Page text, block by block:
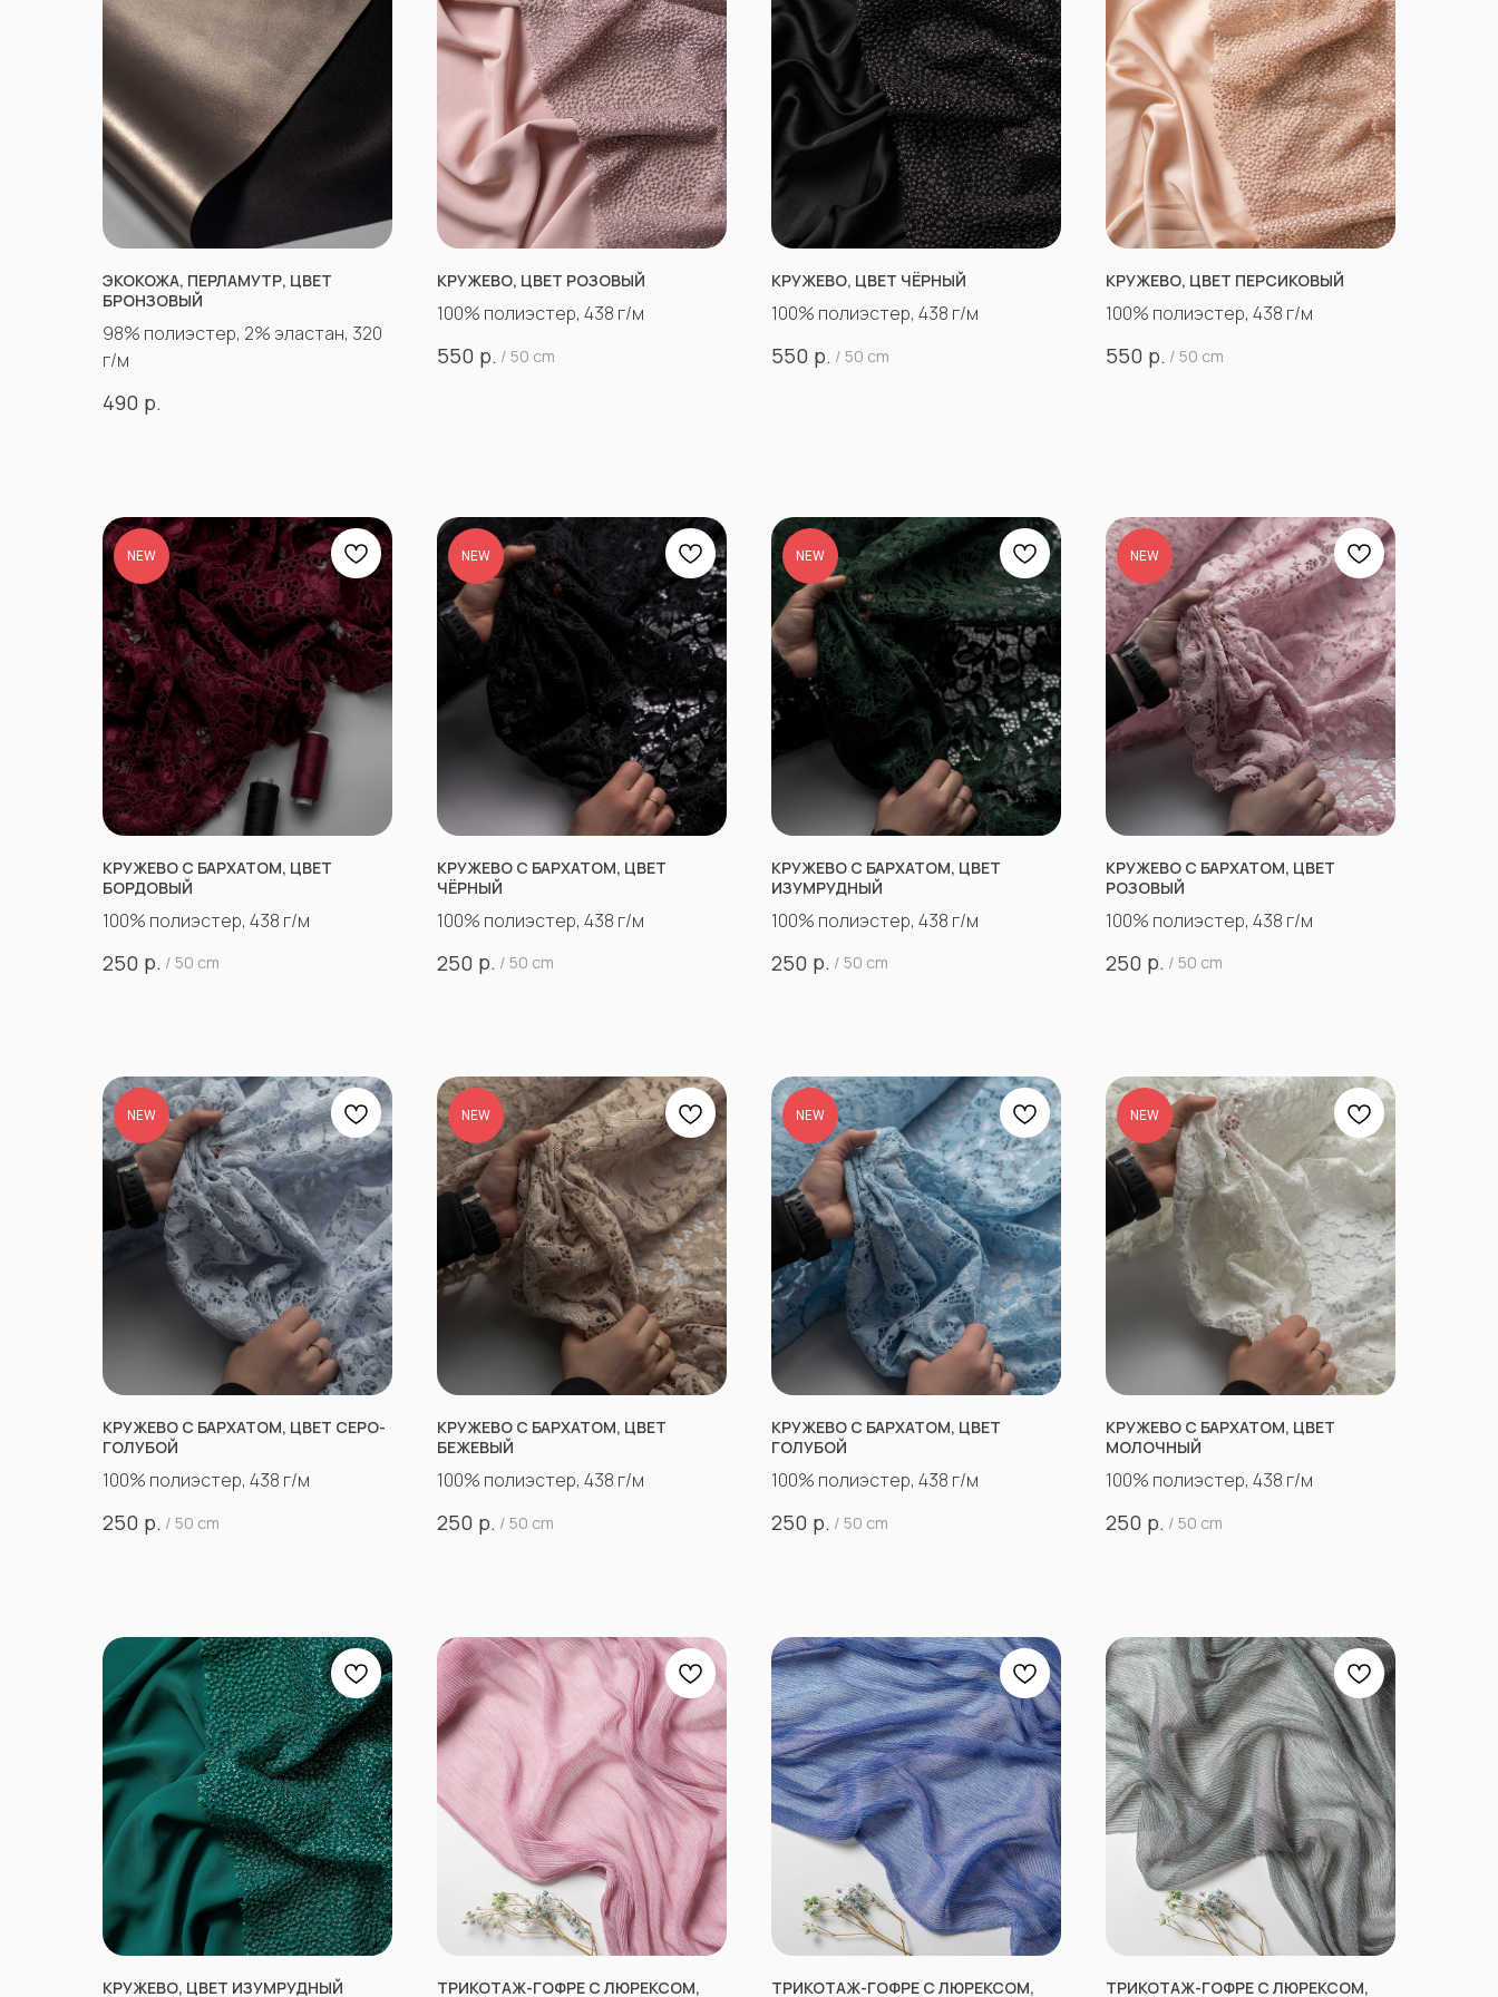
ЭКОКОЖА, ПЕРЛАМУТР, ЦВЕТ
БРОНЗОВЫЙ
98% полиэстер, 2% эластан, 320
г/м
490 р.
КРУЖЕВО, ЦВЕТ РОЗОВЫЙ
100% полиэстер, 438 г/м
550 р. / 50 cm
КРУЖЕВО, ЦВЕТ ЧЁРНЫЙ
100% полиэстер, 438 г/м
550 р. / 50 cm
КРУЖЕВО, ЦВЕТ ПЕРСИКОВЫЙ
100% полиэстер, 438 г/м
550 р. / 50 cm
NEW
КРУЖЕВО С БАРХАТОМ, ЦВЕТ
БОРДОВЫЙ
100% полиэстер, 438 г/м
250 р. / 50 cm
NEW
КРУЖЕВО С БАРХАТОМ, ЦВЕТ
ЧЁРНЫЙ
100% полиэстер, 438 г/м
250 р. / 50 cm
NEW
КРУЖЕВО С БАРХАТОМ, ЦВЕТ
ИЗУМРУДНЫЙ
100% полиэстер, 438 г/м
250 р. / 50 cm
NEW
КРУЖЕВО С БАРХАТОМ, ЦВЕТ
РОЗОВЫЙ
100% полиэстер, 438 г/м
250 р. / 50 cm
NEW
КРУЖЕВО С БАРХАТОМ, ЦВЕТ СЕРО-
ГОЛУБОЙ
100% полиэстер, 438 г/м
250 р. / 50 cm
NEW
КРУЖЕВО С БАРХАТОМ, ЦВЕТ
БЕЖЕВЫЙ
100% полиэстер, 438 г/м
250 р. / 50 cm
NEW
КРУЖЕВО С БАРХАТОМ, ЦВЕТ
ГОЛУБОЙ
100% полиэстер, 438 г/м
250 р. / 50 cm
NEW
КРУЖЕВО С БАРХАТОМ, ЦВЕТ
МОЛОЧНЫЙ
100% полиэстер, 438 г/м
250 р. / 50 cm
КРУЖЕВО, ЦВЕТ ИЗУМРУДНЫЙ
ТРИКОТАЖ-ГОФРЕ С ЛЮРЕКСОМ,
ТРИКОТАЖ-ГОФРЕ С ЛЮРЕКСОМ,
ТРИКОТАЖ-ГОФРЕ С ЛЮРЕКСОМ,